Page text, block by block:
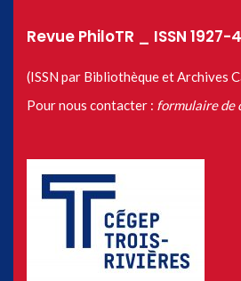
Revue PhiloTR _ ISSN 1927-
(ISSN par Bibliothèque et Archives
Pour nous contacter : formulaire de